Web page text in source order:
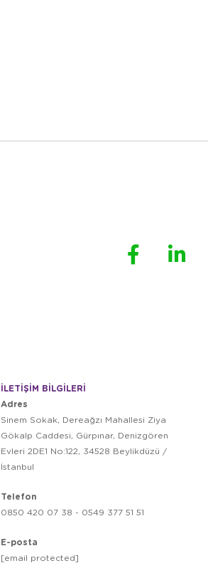
İLETİŞİM BİLGİLERİ
Adres
Sinem Sokak, Dereağzı Mahallesi Ziya
Gökalp Caddesi, Gürpınar, Denizgören
Evleri 2DE1 No:122, 34528 Beylikdüzü /
İstanbul
Telefon
0850 420 07 38 - 0549 377 51 51
E-posta
[email protected]